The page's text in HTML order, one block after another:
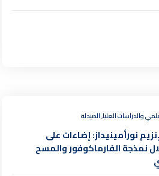
والدراسات العليا, الصيدلة
نورأمينيداز: إضاءات على
نمذجة الفارماكوفور والمسح